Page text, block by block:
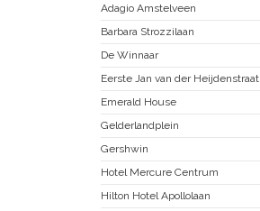
Adagio Amstelveen
Barbara Strozzilaan
De Winnaar
Eerste Jan van der Heijdenstraat
Emerald House
Gelderlandplein
Gershwin
Hotel Mercure Centrum
Hilton Hotel Apollolaan